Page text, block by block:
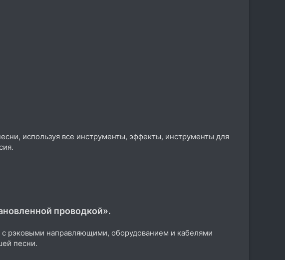
используя все инструменты, эффекты, инструменты для
проводкой».
с рэковыми направляющими, оборудованием и кабелями
песни.